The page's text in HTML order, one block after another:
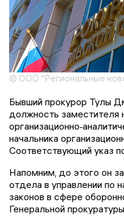
© ООО "Региональные
Бывший прокурор Тулы
должность заместителя
начальника
Соответствующий указ
Напомним, до этого он
отдела в управлении по
законов в сфере
Генеральной